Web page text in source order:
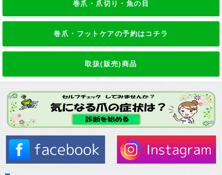
巻爪・爪切り・魚の目
巻爪・フットケアの予約はコチラ
取扱(販売)商品